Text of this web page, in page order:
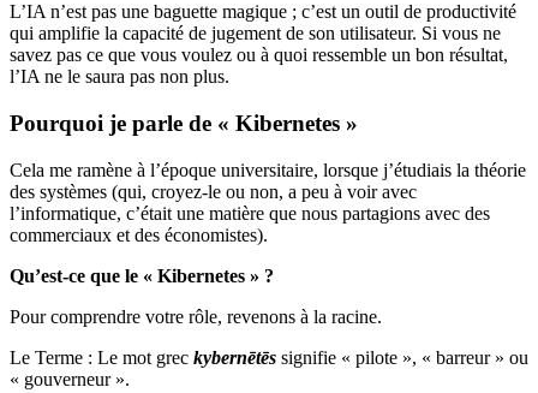
L’IA n’est pas une baguette magique ; c’est un outil de productivité
qui amplifie la capacité de jugement de son utilisateur. Si vous ne
savez pas ce que vous voulez ou à quoi ressemble un bon résultat,
l’IA ne le saura pas non plus.
Pourquoi je parle de « Kibernetes »
Cela me ramène à l’époque universitaire, lorsque j’étudiais la théorie
des systèmes (qui, croyez-le ou non, a peu à voir avec
l’informatique, c’était une matière que nous partagions avec des
commerciaux et des économistes).
Qu’est-ce que le « Kibernetes » ?
Pour comprendre votre rôle, revenons à la racine.
Le Terme : Le mot grec kybernētēs signifie « pilote », « barreur » ou
« gouverneur ».